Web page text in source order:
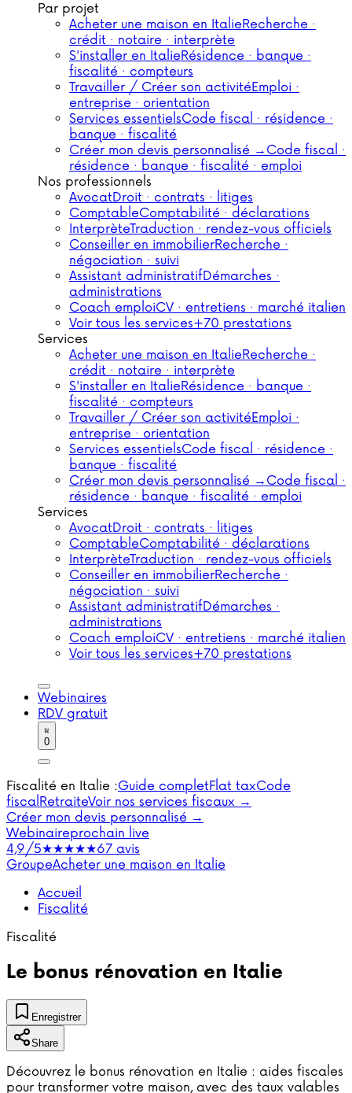
Par projet
Acheter une maison en ItalieRecherche ·
crédit · notaire · interprète
S'installer en ItalieRésidence · banque ·
fiscalité · compteurs
Travailler / Créer son activitéEmploi ·
entreprise · orientation
Services essentielsCode fiscal · résidence ·
banque · fiscalité
Créer mon devis personnalisé → Code fiscal ·
résidence · banque · fiscalité · emploi
Nos professionnels
AvocatDroit · contrats · litiges
ComptableComptabilité · déclarations
InterprèteTraduction · rendez-vous officiels
Conseiller en immobilierRecherche ·
négociation · suivi
Assistant administratifDémarches ·
administrations
Coach emploiCV · entretiens · marché italien
Voir tous les services+70 prestations
Services
Acheter une maison en ItalieRecherche ·
crédit · notaire · interprète
S'installer en ItalieRésidence · banque ·
fiscalité · compteurs
Travailler / Créer son activitéEmploi ·
entreprise · orientation
Services essentielsCode fiscal · résidence ·
banque · fiscalité
Créer mon devis personnalisé → Code fiscal ·
résidence · banque · fiscalité · emploi
Services
AvocatDroit · contrats · litiges
ComptableComptabilité · déclarations
InterprèteTraduction · rendez-vous officiels
Conseiller en immobilierRecherche ·
négociation · suivi
Assistant administratifDémarches ·
administrations
Coach emploiCV · entretiens · marché italien
Voir tous les services+70 prestations
Webinaires
RDV gratuit
0
Fiscalité en Italie :Guide completFlat taxCode
fiscalRetraiteVoir nos services fiscaux →
Créer mon devis personnalisé →
Webinaireprochain live
4,9/5★★★★★67 avis
GroupeAcheter une maison en Italie
Accueil
Fiscalité
Fiscalité
Le bonus rénovation en Italie
Enregistrer
Share
Découvrez le bonus rénovation en Italie : aides fiscales
pour transformer votre maison, avec des taux valables